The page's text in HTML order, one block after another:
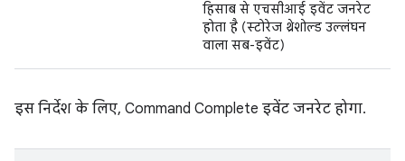
हिसाब से एचसीआई इवेंट जनरेट
होता है (स्टोरेज थ्रेशोल्ड उल्लंघन
वाला सब-इवेंट)
इस निर्देश के लिए, Command Complete इवेंट जनरेट होगा.